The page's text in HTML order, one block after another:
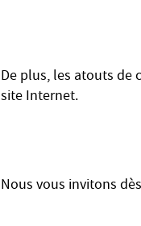
De plus, les atouts de
site Internet.
Nous vous invitons